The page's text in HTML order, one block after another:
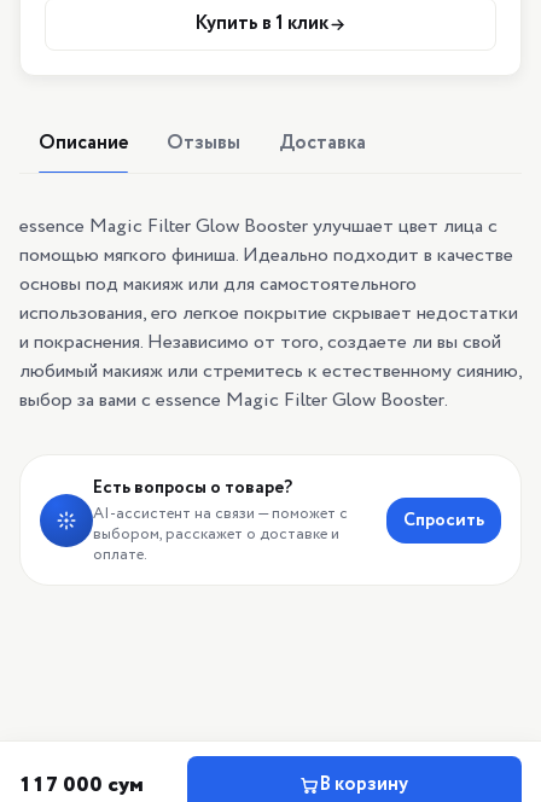
Купить в 1 клик
Описание Отзывы Доставка
essence Magic Filter Glow Booster улучшает цвет лица с
помощью мягкого финиша. Идеально подходит в качестве
основы под макияж или для самостоятельного
использования, его легкое покрытие скрывает недостатки
и покраснения. Независимо от того, создаете ли вы свой
любимый макияж или стремитесь к естественному сиянию,
выбор за вами с essence Magic Filter Glow Booster.
Есть вопросы о товаре?
AI-ассистент на связи — поможет с
выбором, расскажет о доставке и
оплате.
Спросить
117 000 сум В корзину